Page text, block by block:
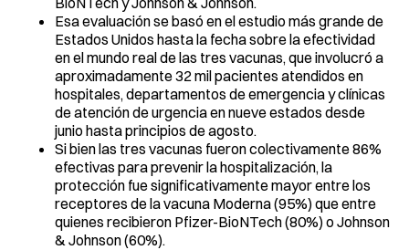
Esa evaluación se basó en el estudio más grande de
Estados Unidos hasta la fecha sobre la efectividad
en el mundo real de las tres vacunas, que involucró a
aproximadamente 32 mil pacientes atendidos en
hospitales, departamentos de emergencia y clínicas
de atención de urgencia en nueve estados desde
junio hasta principios de agosto.
Si bien las tres vacunas fueron colectivamente 86%
efectivas para prevenir la hospitalización, la
protección fue significativamente mayor entre los
receptores de la vacuna Moderna (95%) que entre
quienes recibieron Pfizer-BioNTech (80%) o Johnson
& Johnson (60%).